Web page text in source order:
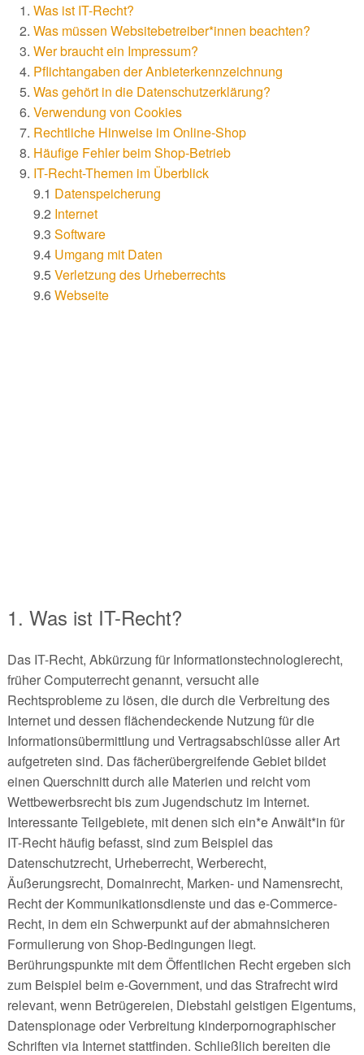
Was ist IT-Recht?
Was müssen Websitebetreiber*innen beachten?
Wer braucht ein Impressum?
Pflichtangaben der Anbieterkennzeichnung
Was gehört in die Datenschutzerklärung?
Verwendung von Cookies
Rechtliche Hinweise im Online-Shop
Häufige Fehler beim Shop-Betrieb
IT-Recht-Themen im Überblick
9.1 Datenspeicherung
9.2 Internet
9.3 Software
9.4 Umgang mit Daten
9.5Verletzung des Urheberrechts
9.6Webseite
1. Was ist IT-Recht?
Das IT-Recht, Abkürzung für Informationstechnologierecht,
früher Computerrecht genannt, versucht alle
Rechtsprobleme zu lösen, die durch die Verbreitung des
Internet und dessen flächendeckende Nutzung für die
Informationsübermittlung und Vertragsabschlüsse aller Art
aufgetreten sind. Das fächerübergreifende Gebiet bildet
einen Querschnitt durch alle Materien und reicht vom
Wettbewerbsrecht bis zum Jugendschutz im Internet.
Interessante Teilgebiete, mit denen sich ein*e Anwält*in für
IT-Recht häufig befasst, sind zum Beispiel das
Datenschutzrecht, Urheberrecht, Werberecht,
Äußerungsrecht, Domainrecht, Marken- und Namensrecht,
Recht der Kommunikationsdienste und das e-Commerce-
Recht, in dem ein Schwerpunkt auf der abmahnsicheren
Formulierung von Shop-Bedingungen liegt.
Berührungspunkte mit dem Öffentlichen Recht ergeben sich
zum Beispiel beim e-Government, und das Strafrecht wird
relevant, wenn Betrügereien, Diebstahl geistigen Eigentums,
Datenspionage oder Verbreitung kinderpornographischer
Schriften via Internet stattfinden. Schließlich bereiten die